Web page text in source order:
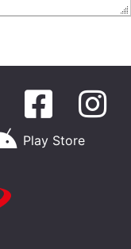
Play Store